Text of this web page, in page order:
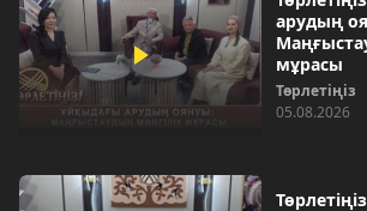
арудың
мұрасы
Төрлетіңіз
05.08.2026